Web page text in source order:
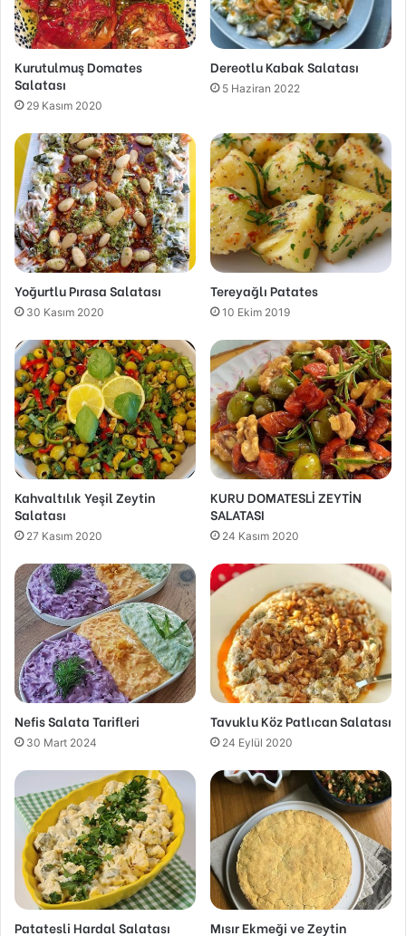
Kurutulmuş Domates
Salatası
29 Kasım 2020
Dereotlu Kabak Salatası
5 Haziran 2022
Yoğurtlu Pırasa Salatası
30 Kasım 2020
Tereyağlı Patates
10 Ekim 2019
Kahvaltılık Yeşil Zeytin
Salatası
27 Kasım 2020
KURU DOMATESLİ ZEYTİN
SALATASI
24 Kasım 2020
Nefis Salata Tarifleri
30 Mart 2024
Tavuklu Köz Patlıcan Salatası
24 Eylül 2020
Patatesli Hardal Salatası
Mısır Ekmeği ve Zeytin